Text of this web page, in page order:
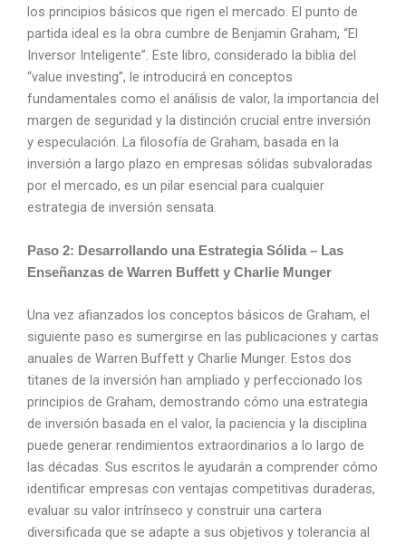
los principios básicos que rigen el mercado. El punto de
partida ideal es la obra cumbre de Benjamin Graham, “El
Inversor Inteligente”. Este libro, considerado la biblia del
“value investing”, le introducirá en conceptos
fundamentales como el análisis de valor, la importancia del
margen de seguridad y la distinción crucial entre inversión
y especulación. La filosofía de Graham, basada en la
inversión a largo plazo en empresas sólidas subvaloradas
por el mercado, es un pilar esencial para cualquier
estrategia de inversión sensata.
Paso 2: Desarrollando una Estrategia Sólida – Las
Enseñanzas de Warren Buffett y Charlie Munger
Una vez afianzados los conceptos básicos de Graham, el
siguiente paso es sumergirse en las publicaciones y cartas
anuales de Warren Buffett y Charlie Munger. Estos dos
titanes de la inversión han ampliado y perfeccionado los
principios de Graham, demostrando cómo una estrategia
de inversión basada en el valor, la paciencia y la disciplina
puede generar rendimientos extraordinarios a lo largo de
las décadas. Sus escritos le ayudarán a comprender cómo
identificar empresas con ventajas competitivas duraderas,
evaluar su valor intrínseco y construir una cartera
diversificada que se adapte a sus objetivos y tolerancia al